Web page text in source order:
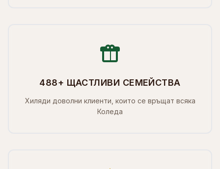
488+ ЩАСТЛИВИ СЕМЕЙСТВА
Хиляди доволни клиенти, които се връщат всяка
Коледа